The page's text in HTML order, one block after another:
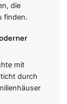
die
finden.
mit
durch